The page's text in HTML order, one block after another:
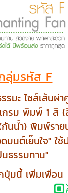
มรหัส F
มะ ไซส์เส้นผ่า
กรม พิมพ์ 1 สี
กันน้ำ) พิมพ์รา
นต์เย็นใจ" ใช้
ธรรมทาน"
ปุ่มนี้ เพิ่มเพื่อน